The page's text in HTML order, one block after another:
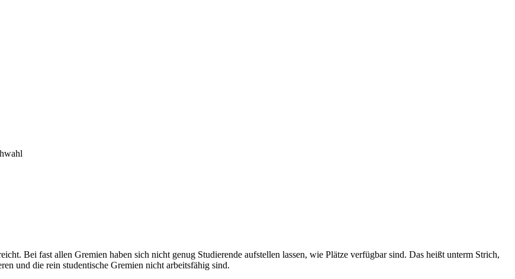
Bei fast allen Gremien haben sich nicht genug Stu­die­rende auf­stellen lassen, wie Plätze ver­fügbar sind. Das heißt unterm Strich,
und die rein stu­den­tische Gremien nicht arbeits­fähig sind.